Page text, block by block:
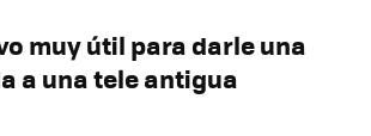
muy útil para darle una
a una tele antigua